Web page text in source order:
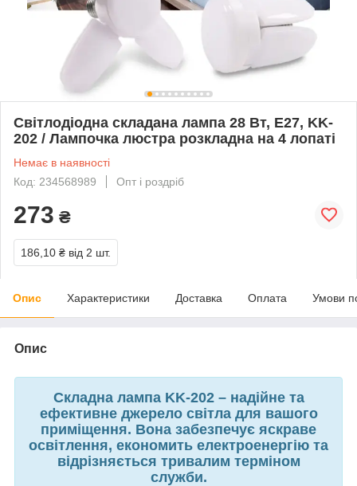
Світлодіодна складана лампа 28 Вт, E27, KK-
202 / Лампочка люстра розкладна на 4 лопаті
Немає в наявності
Код: 234568989
Опт і роздріб
273 ₴
186,10 ₴ від 2 шт.
Опис Характеристики Доставка Оплата Умови
Опис
Складна лампа KK-202 – надійне та
ефективне джерело світла для вашого
приміщення. Вона забезпечує яскраве
освітлення, економить електроенергію та
відрізняється тривалим терміном
служби.